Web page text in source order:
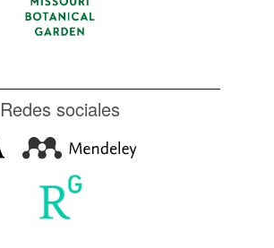
Redes sociales